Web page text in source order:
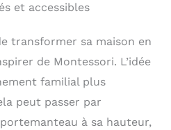
et accessibles
transformer sa maison en
de Montessori. L’idée
familial plus
peut passer par
à sa hauteur,